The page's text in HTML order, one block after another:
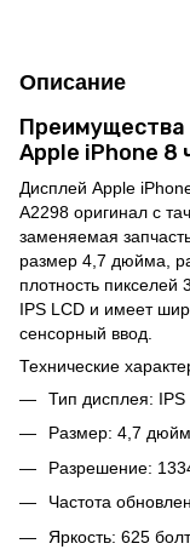
Описание
Преимущества
Apple iPhone 8
Дисплей Apple
A2298 оригинал с
заменяемая
размер 4,7 дюйма,
плотность
IPS LCD и имеет
сенсорный ввод.
Технические
Тип дисплея: IPS
Размер: 4,7
Разрешение:
Частота
Яркость: 625 болт